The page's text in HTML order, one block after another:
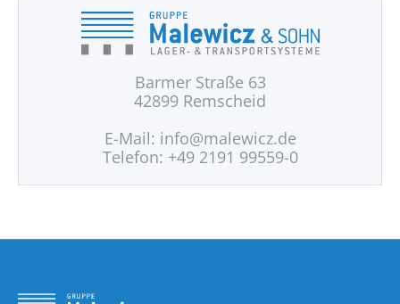
Barmer Straße 63
42899 Remscheid
E-Mail: info@malewicz.de
Telefon: +49 2191 99559-0